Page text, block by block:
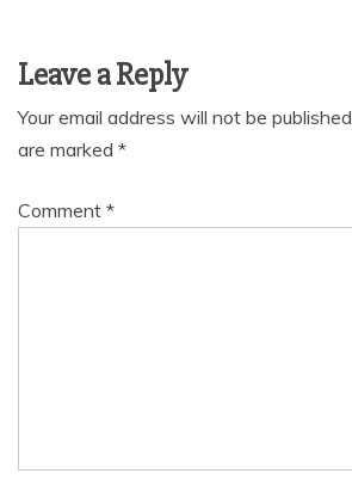
Leave a Reply
Your email address will not be published.
are marked *
Comment *